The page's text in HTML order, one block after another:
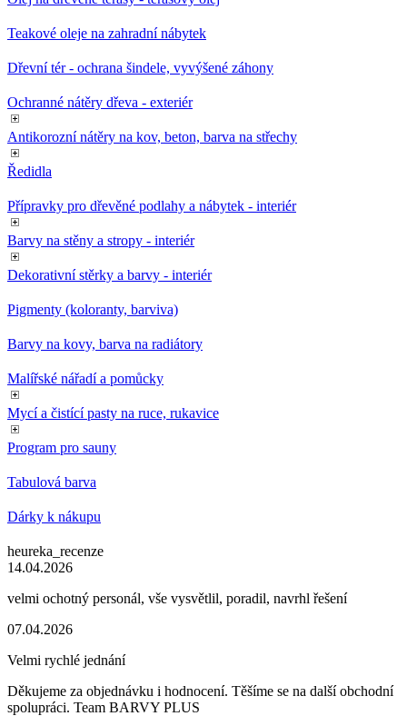
Teakové oleje na zahradní nábytek
Dřevní tér - ochrana šindele, vyvýšené záhony
Ochranné nátěry dřeva - exteriér
Antikorozní nátěry na kov, beton, barva na střechy
Ředidla
Přípravky pro dřevěné podlahy a nábytek - interiér
Barvy na stěny a stropy - interiér
Dekorativní stěrky a barvy - interiér
Pigmenty (koloranty, barviva)
Barvy na kovy, barva na radiátory
Malířské nářadí a pomůcky
Mycí a čistící pasty na ruce, rukavice
Program pro sauny
Tabulová barva
Dárky k nákupu
heureka_recenze
14.04.2026
velmi ochotný personál, vše vysvětlil, poradil, navrhl řešení
07.04.2026
Velmi rychlé jednání
Děkujeme za objednávku i hodnocení. Těšíme se na další obchodní
spolupráci. Team BARVY PLUS